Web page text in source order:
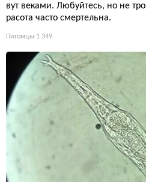
вут веками. Любуйтесь, но не
расота часто смертельна.
Питомцы 1 349